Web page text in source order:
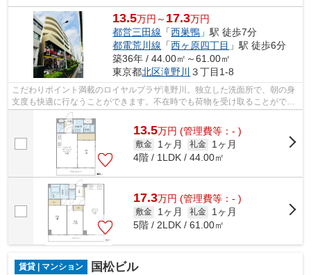
13.5万円～ 17.3万円
都営三田線 「西巣鴨 」駅 徒歩7分
都電荒川線 「西ヶ原四丁目 」駅 徒歩6分
築36年 / 44.00㎡～61.00㎡
東京都北区滝野川 ３丁目1-8
こだわりポイント満載のロイヤルプラザ滝野川。独立した洗面所で、朝の身
支度も快適に行なうことができます。不在時でも荷物を受け取ることができ
るため、時間調整の手間が省ける宅配...
13.5万円 (管理費等：- )
敷金 1ヶ月 礼金
1ヶ月
4階 / 1LDK / 44.00㎡
17.3万円 (管理費等：- )
敷金 1ヶ月 礼金
1ヶ月
5階 / 2LDK / 61.00㎡
賃貸 | マンション 国松ビル